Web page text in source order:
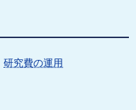
研究費の運用